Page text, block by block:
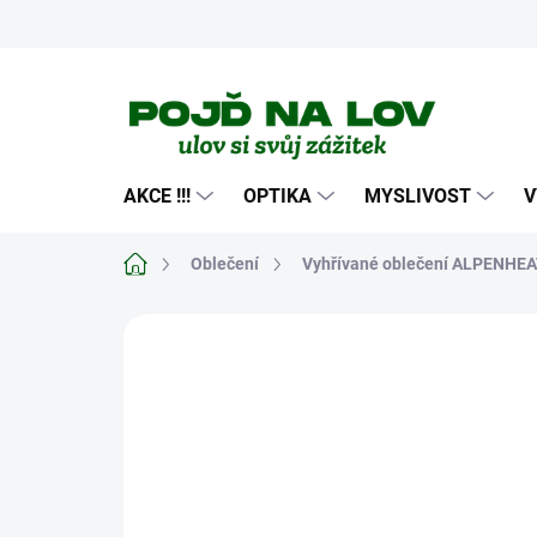
AKCE !!! OPTIKA MYSLIVOST
Domů Oblečení Vyhřívané oblečení